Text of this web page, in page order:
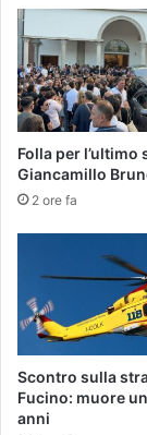
Folla per l’ultimo
Giancamillo
2 ore fa
Scontro sulla
Fucino: muore
anni